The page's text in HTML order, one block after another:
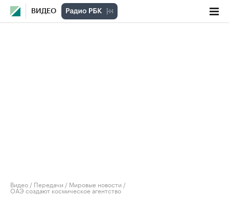
ВИДЕО
Видео / Передачи / Мировые новости /
ОАЭ создают космическое агентство